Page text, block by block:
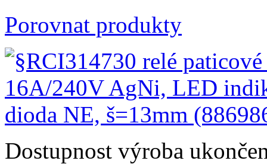
Porovnat produkty
Dostupnost výroba